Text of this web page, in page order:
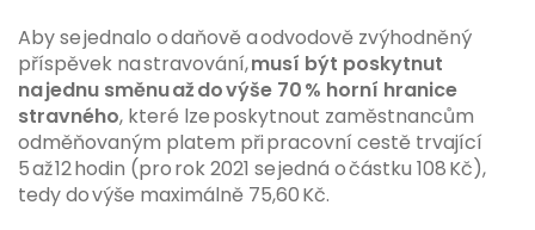
Aby se jednalo o daňově a odvodově zvýhodněný
příspěvek na stravování,musí být poskytnut
na jednu směnu až do výše 70 % horní hranice
stravného, které lze poskytnout zaměstnancům
odměňovaným platem při pracovní cestě trvající
5 až 12 hodin (pro rok 2021 se jedná o částku 108 Kč),
tedy do výše maximálně 75,60 Kč.